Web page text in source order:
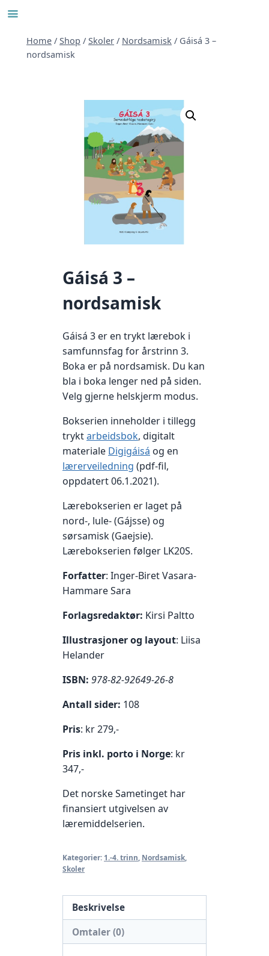
Skip
contentHome / Shop / Skoler / Nordsamisk / Gáisá 3 –
nordsamisk
Gáisá 3 –
nordsamisk
Gáisá 3 er en trykt lærebok i
samfunnsfag for årstrinn 3.
Boka er på nordsamisk. Du kan
bla i boka lenger ned på siden.
Velg gjerne helskjerm modus.
Bokserien inneholder i tillegg
tryktarbeidsbok, digitalt
materiale Digigáisá og en
lærerveiledning (pdf-fil,
oppdatert 06.1.2021).
Lærebokserien er laget på
nord-, lule- (Gájsse) og
sørsamisk (Gaejsie).
Lærebokserien følger LK20S.
Forfatter: Inger-Biret Vasara-
Hammare Sara
Forlagsredaktør: Kirsi Paltto
Illustrasjoner og layout: Liisa
Helander
ISBN: 978-82-92649-26-8
Antall sider: 108
Pris: kr 279,-
Pris inkl. porto i Norge: kr
347,-
Det norske Sametinget har
finansiert utgivelsen av
læremiddelserien.
Kategorier: 1.-4. trinn Nordsamisk
Skoler
Beskrivelse
Omtaler (0)